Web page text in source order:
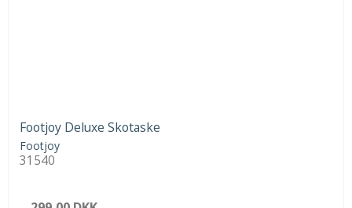
Footjoy Deluxe Skotaske
Footjoy
31540